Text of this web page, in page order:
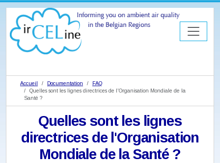
Accueil Documentation
FAQ
Quelles sont les lignes directrices de l'Organisation Mondiale de la
Santé ?
Quelles sont les lignes
directrices de l'Organisation
Mondiale de la Santé ?